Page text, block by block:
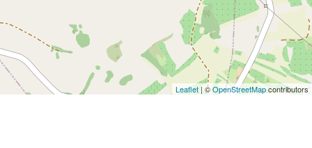
Leaflet| ©OpenStreetMapcontributors